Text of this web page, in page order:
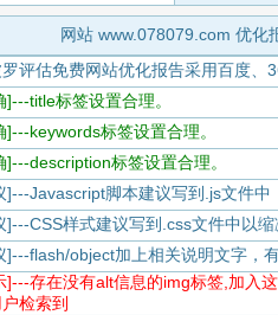
网站 www.078079.com 优化
罗评估免费网站优化报告采用百度、
]---title标签设置合理。
]---keywords标签设置合理。
]---description标签设置合理。
]---Javascript脚本建议写到.js文件中
]---CSS样式建议写到.css文件中以
]---flash/object加上相关说明文字，
]---存在没有alt信息的img标签,加入
检索到